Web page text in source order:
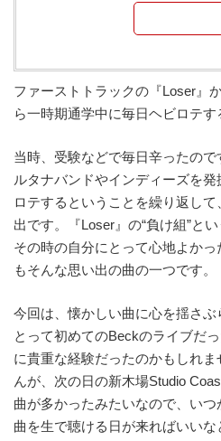
ファーストトラックの『Loser』
ら一時期通学中に毎日ヘビロテす
当時、受験などで毎日辛ったの
ルタナバンドやインディーズを
ロテするということを繰り返し
出です。『Loser』の“負け組”と
その時の自分にとって心地よか
もそんな思い出の曲の一つです。
今回は、懐かしい曲に心を揺さ
とって初めてのBeckのライブだ
に貴重な経験だったのかもしれ
んが、次の日の新木場Studio
曲が多かったみたいなので、い
曲を生で聴ける日が来ればいいな